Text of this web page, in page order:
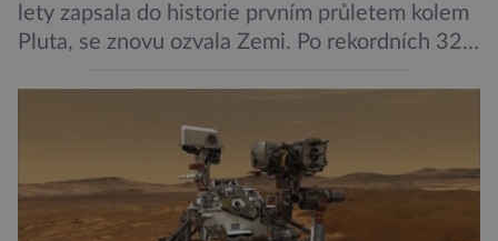
lety zapsala do historie prvním průletem kolem
Pluta, se znovu ozvala Zemi. Po rekordních 321
podle NASA je ve výtečném stavu. Nyní ji čeká
další etapa její mise, jejíž ambicí je přinést
dosud nejpodrobnější […]